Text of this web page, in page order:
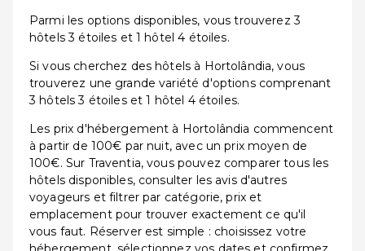
Parmi les options disponibles, vous trouverez 3
hôtels 3 étoiles et 1 hôtel 4 étoiles.
Si vous cherchez des hôtels à Hortolândia, vous
trouverez une grande variété d'options comprenant
3 hôtels 3 étoiles et 1 hôtel 4 étoiles.
Les prix d'hébergement à Hortolândia commencent
à partir de 100€ par nuit, avec un prix moyen de
100€. Sur Traventia, vous pouvez comparer tous les
hôtels disponibles, consulter les avis d'autres
voyageurs et filtrer par catégorie, prix et
emplacement pour trouver exactement ce qu'il
vous faut. Réserver est simple : choisissez votre